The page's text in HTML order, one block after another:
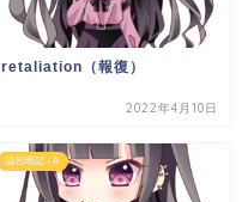
retaliation（報復）
2022年4月10日
語呂暗記 - A